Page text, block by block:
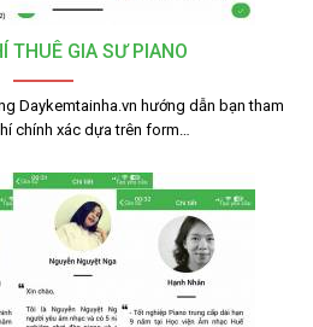
THUÊ GIA SƯ PIANO
Daykemtainha.vn hướng dẫn bạn tham
chính xác dựa trên form…